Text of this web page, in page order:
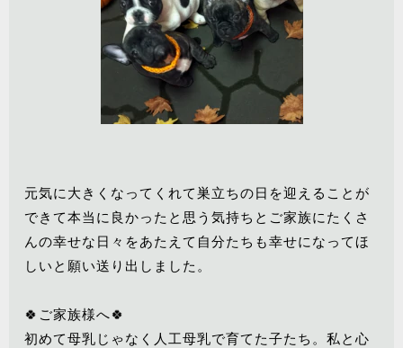
元気に大きくなってくれて巣立ちの日を迎えることが
できて本当に良かったと思う気持ちとご家族にたくさ
んの幸せな日々をあたえて自分たちも幸せになってほ
しいと願い送り出しました。
🍀ご家族様へ🍀
初めて母乳じゃなく人工母乳で育てた子たち。私と心